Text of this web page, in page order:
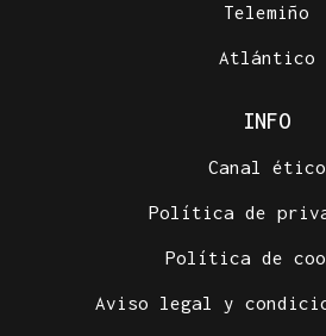
Telemiño
Atlántico
INFO
Canal ético
Política de
Política de
Aviso legal y